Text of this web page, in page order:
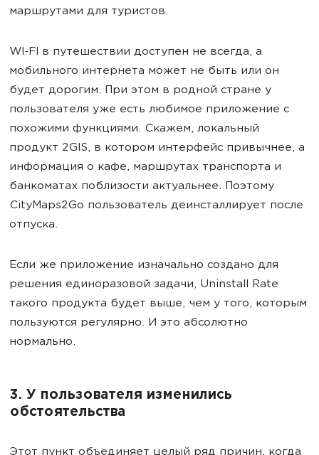
маршрутами для туристов.
WI-FI в путешествии доступен не всегда, а
мобильного интернета может не быть или он
будет дорогим. При этом в родной стране у
пользователя уже есть любимое приложение с
похожими функциями. Скажем, локальный
продукт 2GIS, в котором интерфейс привычнее, а
информация о кафе, маршрутах транспорта и
банкоматах поблизости актуальнее. Поэтому
CityMaps2Go пользователь деинсталлирует после
отпуска.
Если же приложение изначально создано для
решения единоразовой задачи, Uninstall Rate
такого продукта будет выше, чем у того, которым
пользуются регулярно. И это абсолютно
нормально.
3. У пользователя изменились
обстоятельства